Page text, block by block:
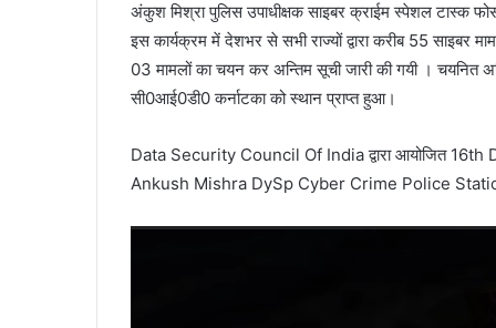
अंकुश मिश्रा पुलिस उपाधीक्षक साइबर क्राईम स्पेशल टास्क
इस कार्यक्रम में देशभर से सभी राज्यों द्वारा करीब 55 साइबर
03 मामलों का चयन कर अन्तिम सूची जारी की गयी । चयनित
सी0आई0डी0 कर्नाटका को स्थान प्राप्त हुआ।
Data Security Council Of India द्वारा आयोजित
Ankush Mishra DySp Cyber Crime Police